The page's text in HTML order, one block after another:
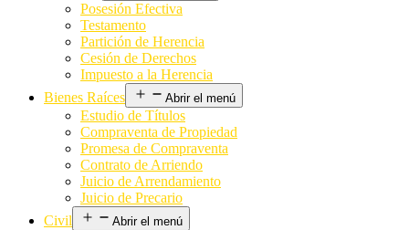
Posesión Efectiva
Testamento
Partición de Herencia
Cesión de Derechos
Impuesto a la Herencia
Bienes Raíces
Abrir el menú
Estudio de Títulos
Compraventa de Propiedad
Promesa de Compraventa
Contrato de Arriendo
Juicio de Arrendamiento
Juicio de Precario
Civil
Abrir el menú